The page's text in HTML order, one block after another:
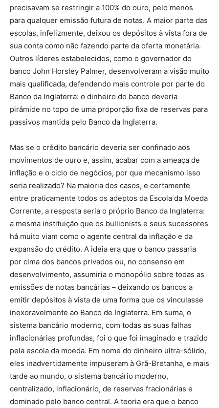
precisavam se restringir a 100% do ouro, pelo menos
para qualquer emissão futura de notas. A maior parte das
escolas, infelizmente, deixou os depósitos à vista fora de
sua conta como não fazendo parte da oferta monetária.
Outros líderes estabelecidos, como o governador do
banco John Horsley Palmer, desenvolveram a visão muito
mais qualificada, defendendo mais controle por parte do
Banco da Inglaterra: o dinheiro do banco deveria
pirâmide no topo de uma proporção fixa de reservas para
passivos mantida pelo Banco da Inglaterra.
Mas se o crédito bancário deveria ser confinado aos
movimentos de ouro e, assim, acabar com a ameaça de
inflação e o ciclo de negócios, por que mecanismo isso
seria realizado? Na maioria dos casos, e certamente
entre praticamente todos os adeptos da Escola da Moeda
Corrente, a resposta seria o próprio Banco da Inglaterra:
a mesma instituição que os bullionists e seus sucessores
há muito viam como o agente central da inflação e da
expansão do crédito. A ideia era que o banco passaria
por cima dos bancos privados ou, no consenso em
desenvolvimento, assumiria o monopólio sobre todas as
emissões de notas bancárias – deixando os bancos a
emitir depósitos à vista de uma forma que os vinculasse
inexoravelmente ao Banco de Inglaterra. Em suma, o
sistema bancário moderno, com todas as suas falhas
inflacionárias profundas, foi o que foi imaginado e trazido
pela escola da moeda. Em nome do dinheiro ultra-sólido,
eles inadvertidamente impuseram à Grã-Bretanha, e mais
tarde ao mundo, o sistema bancário moderno,
centralizado, inflacionário, de reservas fracionárias e
dominado pelo banco central. A teoria era que o banco